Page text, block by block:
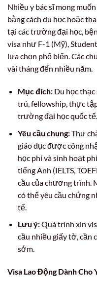
Nhiều y bác sĩ mong
bằng cách du học hoặc
tại các trường đại học,
visa như F-1 (Mỹ),
lựa chọn phổ biến. Các
vài tháng đến nhiều năm.
Mục đích:Du học thạc
trú, fellowship, thực
trường đại học quốc tế.
Yêu cầu chung:Thư
giáo dục được công
học phí và sinh hoạt
tiếng Anh (IELTS,
cầu của chương trình.
có thể yêu cầu chứng
tế.
Lưu ý:Quá trình xin
cầu nhiều giấy tờ, cần
sớm.
Visa Lao Động Dành Cho